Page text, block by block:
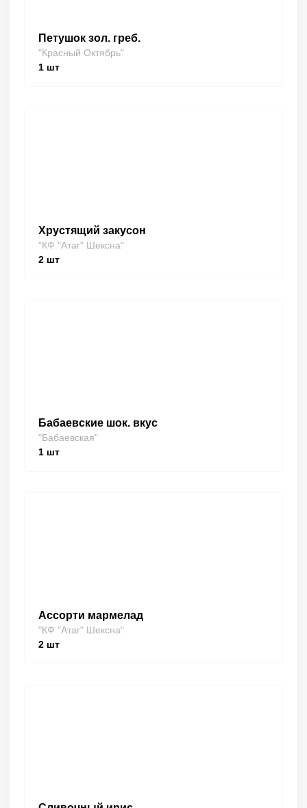
Петушок зол. греб.
"Красный Октябрь"
1 шт
Хрустящий закусон
"КФ "Атаг" Шексна"
2 шт
Бабаевские шок. вкус
"Бабаевская"
1 шт
Ассорти мармелад
"КФ "Атаг" Шексна"
2 шт